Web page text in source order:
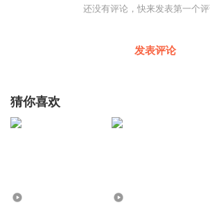
还没有评论，快来发表第一个评
发表评论
猜你喜欢